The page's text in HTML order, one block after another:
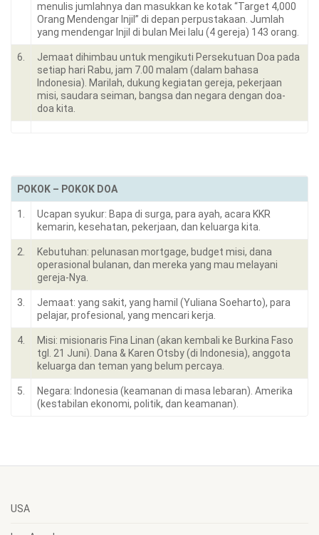
menulis jumlahnya dan masukkan ke kotak “Target 4,000
Orang Mendengar Injil” di depan perpustakaan. Jumlah
yang mendengar Injil di bulan Mei lalu (4 gereja) 143 orang.
6.
Jemaat dihimbau untuk mengikuti Persekutuan Doa pada
setiap hari Rabu, jam 7.00 malam (dalam bahasa
Indonesia). Marilah, dukung kegiatan gereja, pekerjaan
misi, saudara seiman, bangsa dan negara dengan doa-
doa kita.
POKOK – POKOK DOA
1.
Ucapan syukur: Bapa di surga, para ayah, acara KKR
kemarin, kesehatan, pekerjaan, dan keluarga kita.
2.
Kebutuhan: pelunasan mortgage, budget misi, dana
operasional bulanan, dan mereka yang mau melayani
gereja-Nya.
3.
Jemaat: yang sakit, yang hamil (Yuliana Soeharto), para
pelajar, profesional, yang mencari kerja.
4.
Misi: misionaris Fina Linan (akan kembali ke Burkina Faso
tgl. 21 Juni). Dana & Karen Otsby (di Indonesia), anggota
keluarga dan teman yang belum percaya.
5.
Negara: Indonesia (keamanan di masa lebaran). Amerika
(kestabilan ekonomi, politik, dan keamanan).
USA